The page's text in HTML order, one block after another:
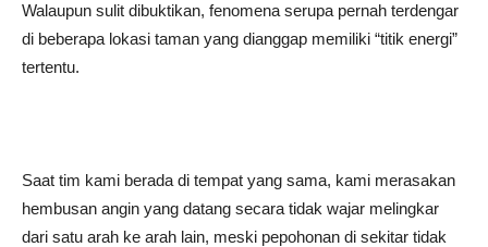
Walaupun sulit dibuktikan, fenomena serupa pernah terdengar
di beberapa lokasi taman yang dianggap memiliki “titik energi”
tertentu.
Saat tim kami berada di tempat yang sama, kami merasakan
hembusan angin yang datang secara tidak wajar melingkar
dari satu arah ke arah lain, meski pepohonan di sekitar tidak